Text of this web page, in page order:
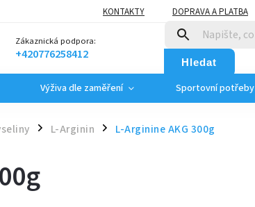
KONTAKTY DOPRAVA A PLATBA
Zákaznická podpora:
+420776258412 Hledat
Výživa dle zaměření Sportovní potřeby
/ L-Arginin / L-Arginine AKG 300g